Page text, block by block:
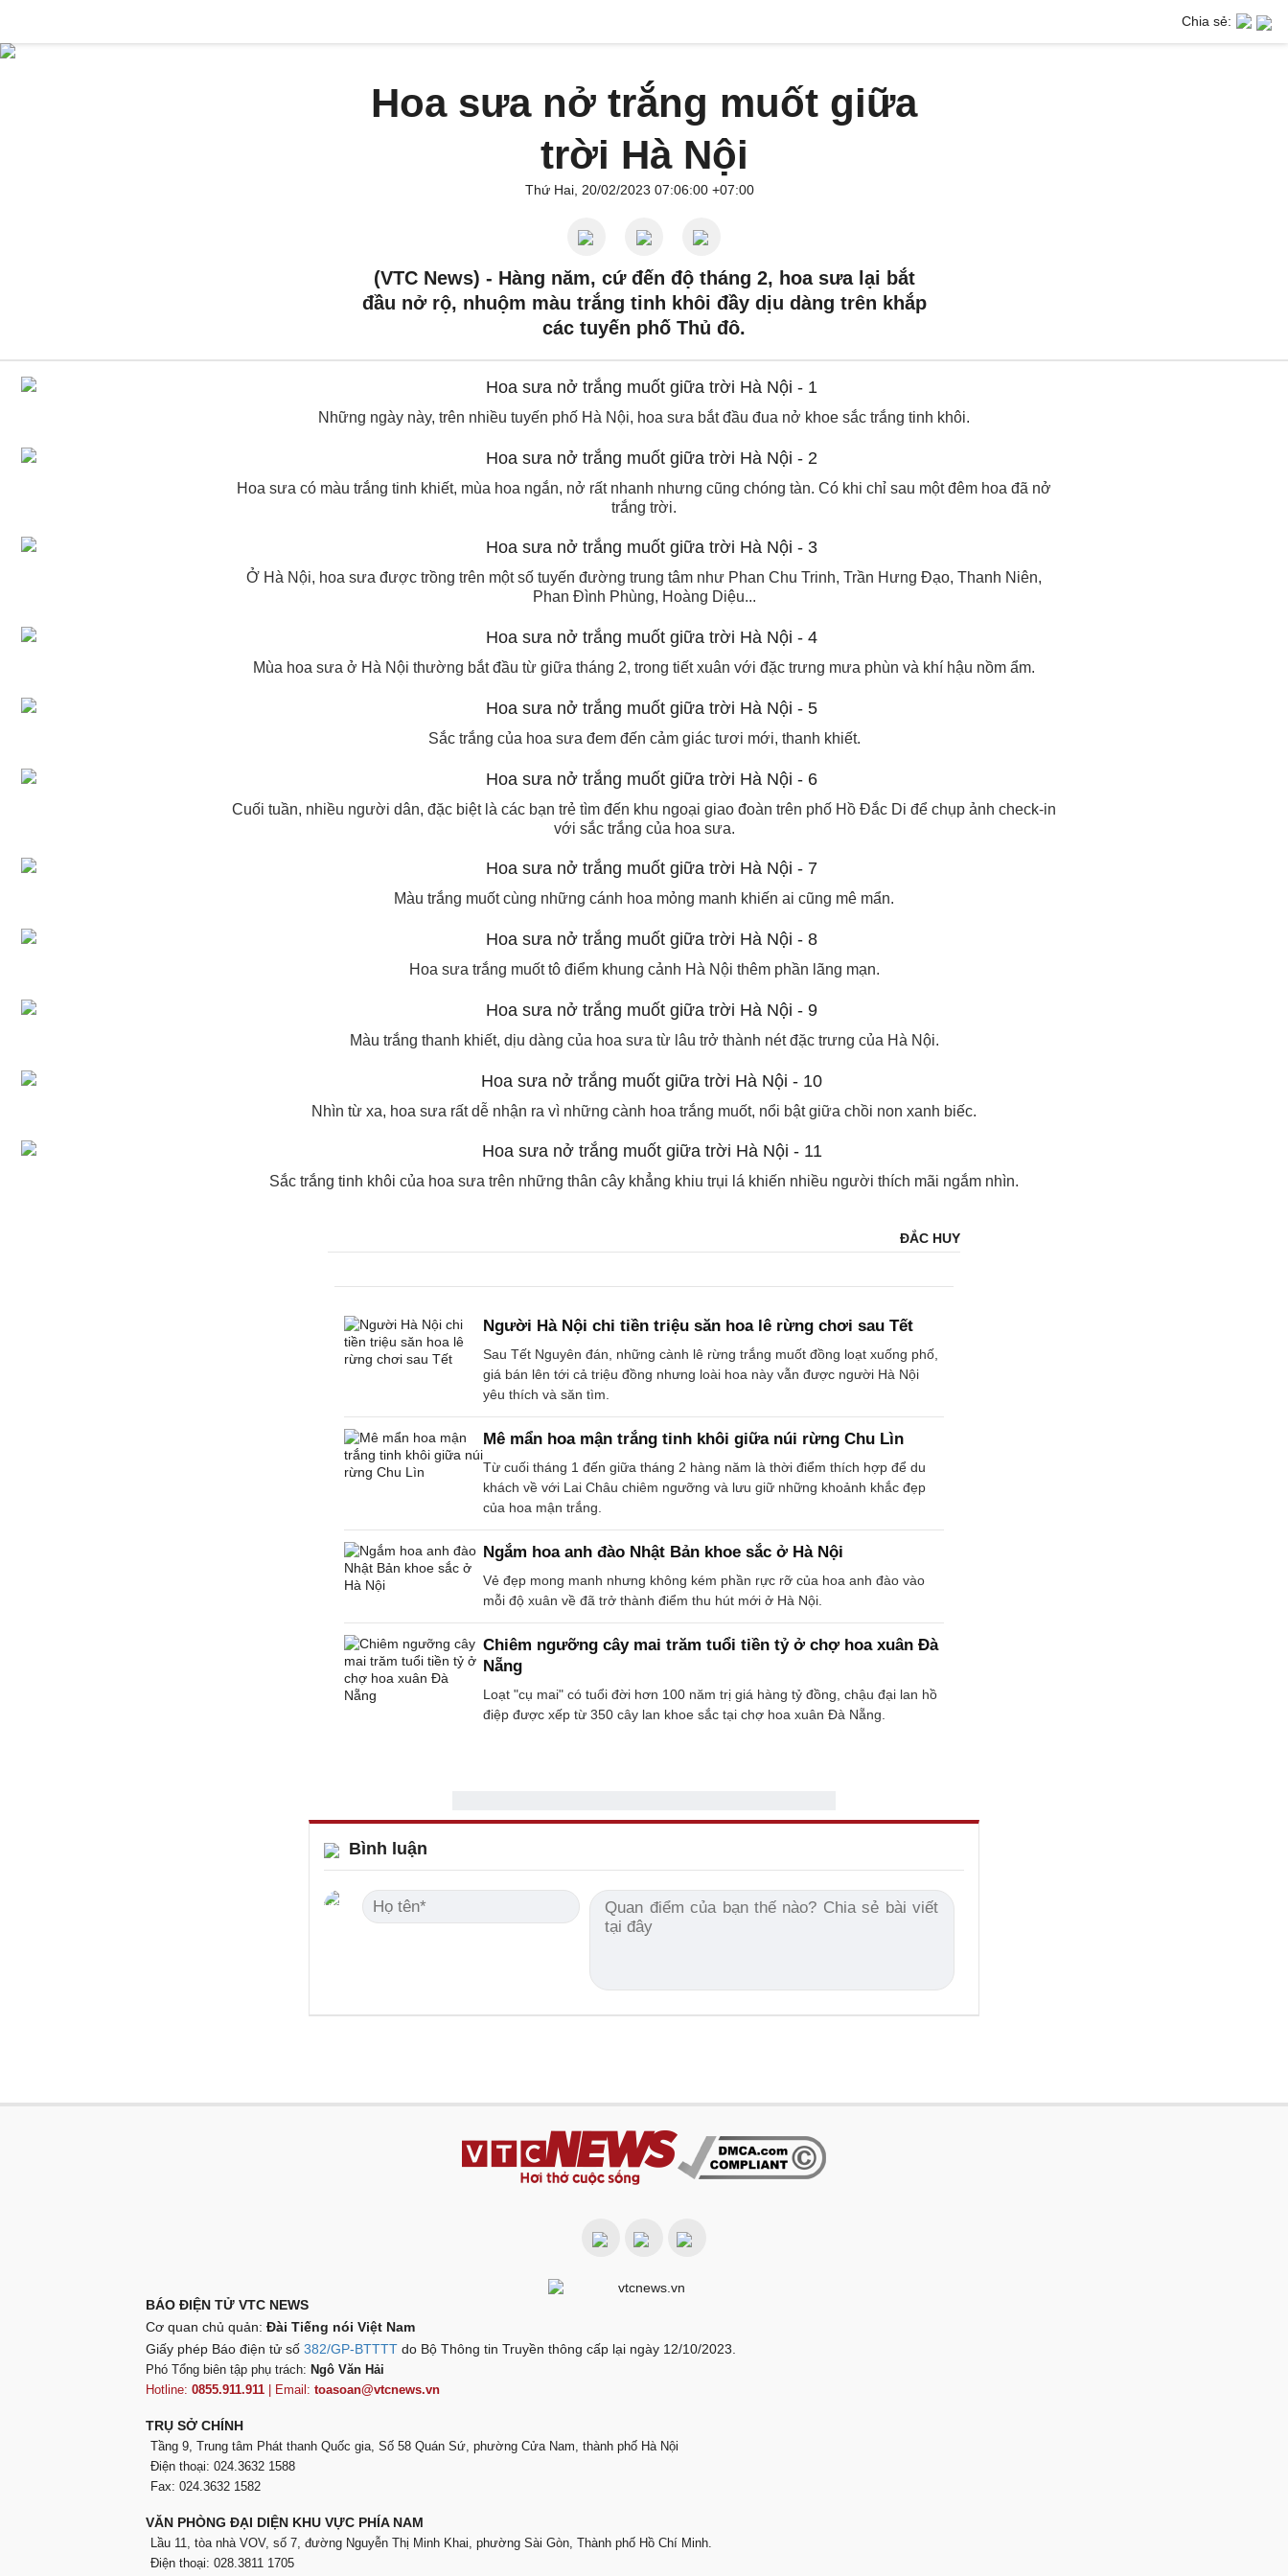
Chia sẻ:
Hoa sưa nở trắng muốt giữa
trời Hà Nội
Thứ Hai, 20/02/2023 07:06:00 +07:00
(VTC News) - Hàng năm, cứ đến độ tháng 2, hoa sưa lại bắt
đầu nở rộ, nhuộm màu trắng tinh khôi đầy dịu dàng trên khắp
các tuyến phố Thủ đô.
Những ngày này, trên nhiều tuyến phố Hà Nội, hoa sưa bắt đầu đua nở khoe sắc trắng tinh khôi.
Hoa sưa có màu trắng tinh khiết, mùa hoa ngắn, nở rất nhanh nhưng cũng chóng tàn. Có khi chỉ sau một đêm hoa đã nở
trắng trời.
Ở Hà Nội, hoa sưa được trồng trên một số tuyến đường trung tâm như Phan Chu Trinh, Trần Hưng Đạo, Thanh Niên,
Phan Đình Phùng, Hoàng Diệu...
Mùa hoa sưa ở Hà Nội thường bắt đầu từ giữa tháng 2, trong tiết xuân với đặc trưng mưa phùn và khí hậu nồm ẩm.
Sắc trắng của hoa sưa đem đến cảm giác tươi mới, thanh khiết.
Cuối tuần, nhiều người dân, đặc biệt là các bạn trẻ tìm đến khu ngoại giao đoàn trên phố Hồ Đắc Di để chụp ảnh check-in
với sắc trắng của hoa sưa.
Màu trắng muốt cùng những cánh hoa mỏng manh khiến ai cũng mê mẩn.
Hoa sưa trắng muốt tô điểm khung cảnh Hà Nội thêm phần lãng mạn.
Màu trắng thanh khiết, dịu dàng của hoa sưa từ lâu trở thành nét đặc trưng của Hà Nội.
Nhìn từ xa, hoa sưa rất dễ nhận ra vì những cành hoa trắng muốt, nổi bật giữa chồi non xanh biếc.
Sắc trắng tinh khôi của hoa sưa trên những thân cây khẳng khiu trụi lá khiến nhiều người thích mãi ngắm nhìn.
ĐẮC HUY
Người Hà Nội chi tiền triệu săn hoa lê rừng chơi sau Tết
Sau Tết Nguyên đán, những cành lê rừng trắng muốt đồng loạt xuống phố,
giá bán lên tới cả triệu đồng nhưng loài hoa này vẫn được người Hà Nội
yêu thích và săn tìm.
Mê mẩn hoa mận trắng tinh khôi giữa núi rừng Chu Lìn
Từ cuối tháng 1 đến giữa tháng 2 hàng năm là thời điểm thích hợp để du
khách về với Lai Châu chiêm ngưỡng và lưu giữ những khoảnh khắc đẹp
của hoa mận trắng.
Ngắm hoa anh đào Nhật Bản khoe sắc ở Hà Nội
Vẻ đẹp mong manh nhưng không kém phần rực rỡ của hoa anh đào vào
mỗi độ xuân về đã trở thành điểm thu hút mới ở Hà Nội.
Chiêm ngưỡng cây mai trăm tuổi tiền tỷ ở chợ hoa xuân Đà
Nẵng
Loạt "cụ mai" có tuổi đời hơn 100 năm trị giá hàng tỷ đồng, chậu đại lan hồ
điệp được xếp từ 350 cây lan khoe sắc tại chợ hoa xuân Đà Nẵng.
Bình luận
BÁO ĐIỆN TỬ VTC NEWS
Cơ quan chủ quản: Đài Tiếng nói Việt Nam
Giấy phép Báo điện tử số 382/GP-BTTTT do Bộ Thông tin Truyền thông cấp lại ngày 12/10/2023.
Phó Tổng biên tập phụ trách: Ngô Văn Hải
Hotline: 0855.911.911 | Email: toasoan@vtcnews.vn
TRỤ SỞ CHÍNH
Tầng 9, Trung tâm Phát thanh Quốc gia, Số 58 Quán Sứ, phường Cửa Nam, thành phố Hà Nội
Điện thoại: 024.3632 1588
Fax: 024.3632 1582
VĂN PHÒNG ĐẠI DIỆN KHU VỰC PHÍA NAM
Lầu 11, tòa nhà VOV, số 7, đường Nguyễn Thị Minh Khai, phường Sài Gòn, Thành phố Hồ Chí Minh.
Điện thoại: 028.3811 1705